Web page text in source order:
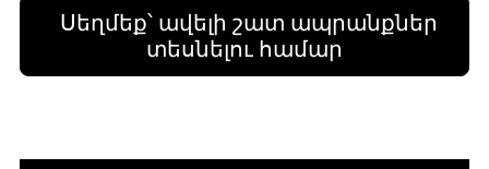
Սեղմեք՝ ավելի շատ ապրանքներ
տեսնելու համար